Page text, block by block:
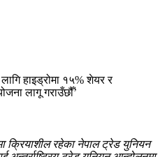
क्रियाशील रहेका नेपाल ट्रेड युनियन